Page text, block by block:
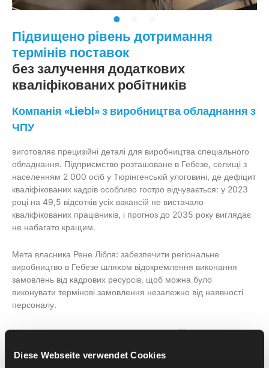
Diese Webseite verwendet Cookies
Підвищено рівень дотримання
термінів поставок
без залучення додаткових
кваліфікованих робітників
Компанія «Liebl» з виробництва обладнання з
ЧПУ
виготовляє прецизійні деталі для виробництва спеціального
обладнання. Підприємство розташоване в Гебезе, селищі з
населенням 2 000 осіб у Тюрінгенській улоговині, де дефіцит
кваліфікованих кадрів особливо гостро відчувається: у 2023
році на 49,5 відсотків усіх вакансій не вистачало
кваліфікованих працівників, і прогноз до 2035 року виглядає
не набагато кращим.
Мета власника Рене Лібля: забезпечити регіональне
виробництво в Гебезе шляхом відокремлення виконання
замовлень від кадрових ресурсів, щоб можна було
виконувати термінові замовлення незалежно від наявності
персоналу.
До впровадження автоматизації
і сьогодні також значні коливання попиту залишаються в